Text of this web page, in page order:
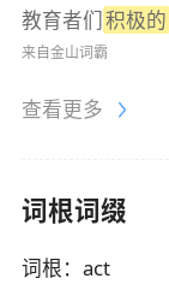
教育者们积极的
来自金山词霸
查看更多
词根词缀
词根： act